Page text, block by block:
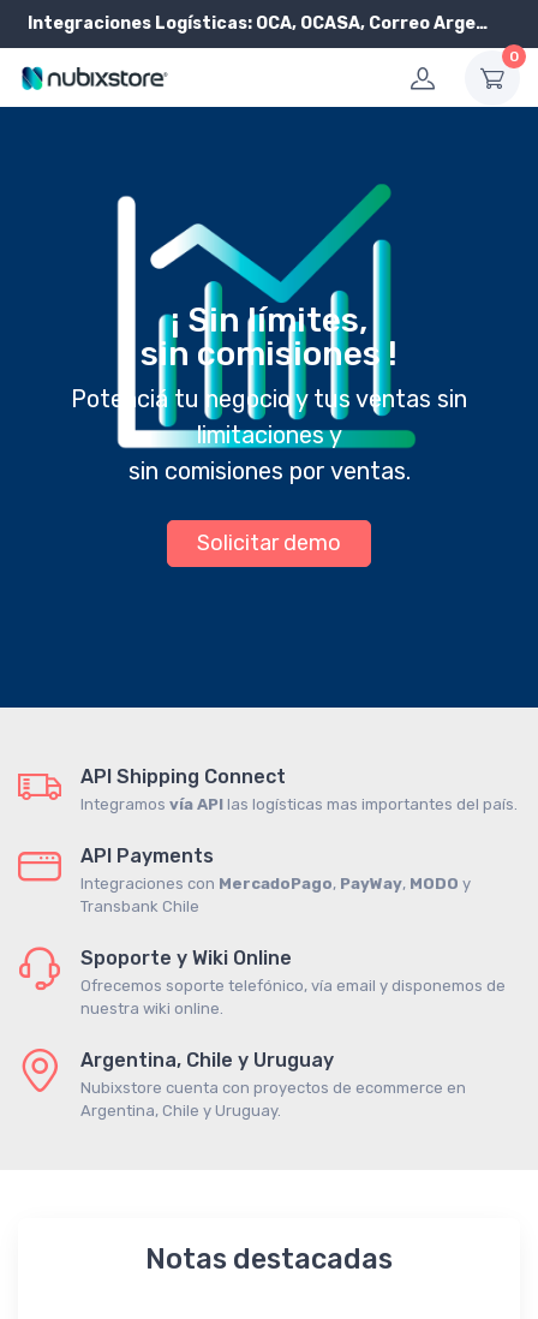
Integraciones Logísticas: OCA, OCASA, Correo Argentino, Andreani y PickIt
0
¡ Sin límites,
sin comisiones !
Potenciá tu negocio y tus ventas sin
limitaciones y
sin comisiones por ventas.
Solicitar demo
API Shipping Connect
Integramos vía API las logísticas mas importantes del país.
API Payments
Integraciones con MercadoPago, PayWay, MODO y
Transbank Chile
Spoporte y Wiki Online
Ofrecemos soporte telefónico, vía email y disponemos de
nuestra wiki online.
Argentina, Chile y Uruguay
Nubixstore cuenta con proyectos de ecommerce en
Argentina, Chile y Uruguay.
Notas destacadas